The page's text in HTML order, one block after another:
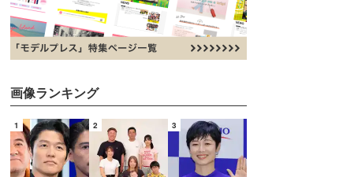
画像ランキング
1 2 3